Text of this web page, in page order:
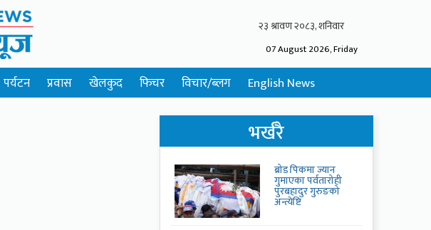
07 August 2026, Friday
पर्यटन प्रवास खेलकुद फिचर विचार/ब्लग English News
भर्खरै
ब्रोड पिकमा ज्यान
गुमाएका पर्वतारोही
पुरबहादुर गुरुङको
अन्त्येष्टि